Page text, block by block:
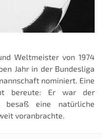
Weltmeister von 1974
Jahr in der Bundesliga
nominiert. Eine
bereute: Er war der
besaß eine natürliche
voranbrachte.